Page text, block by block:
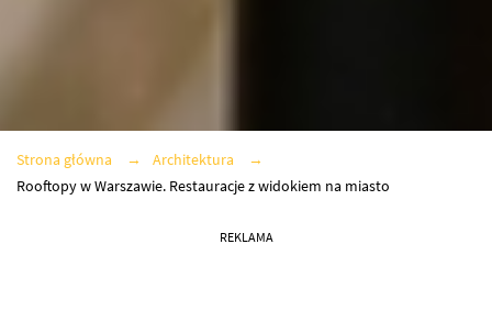
Strona główna
Architektura
Rooftopy w Warszawie. Restauracje z widokiem na miasto
REKLAMA